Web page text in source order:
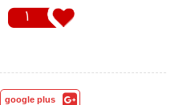
1
google plus